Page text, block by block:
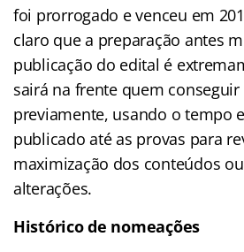
foi prorrogado e venceu em
claro que a preparação antes
publicação do edital é
sairá na frente quem
previamente, usando o tempo
publicado até as provas para
maximização dos conteúdos
alterações.
Histórico de nomeações